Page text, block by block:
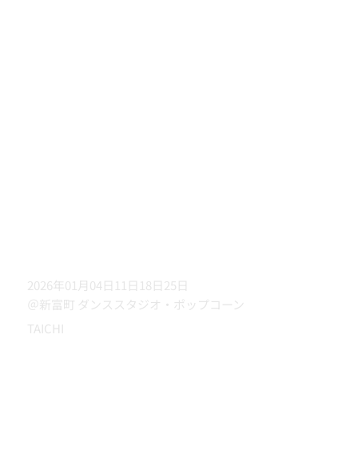
2026年01月04日11日18日25日
＠新富町 ダンススタジオ・ポップコーン
TAICHI